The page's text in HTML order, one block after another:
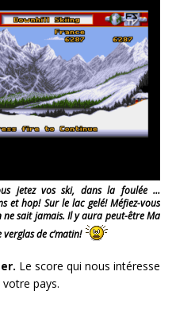
jetez vos ski, dans la foulée …
et hop! Sur le lac gelé! Méfiez-vous
sait jamais. Il y aura peut-être Ma
de c’matin!
Le score qui nous intéresse
pays.